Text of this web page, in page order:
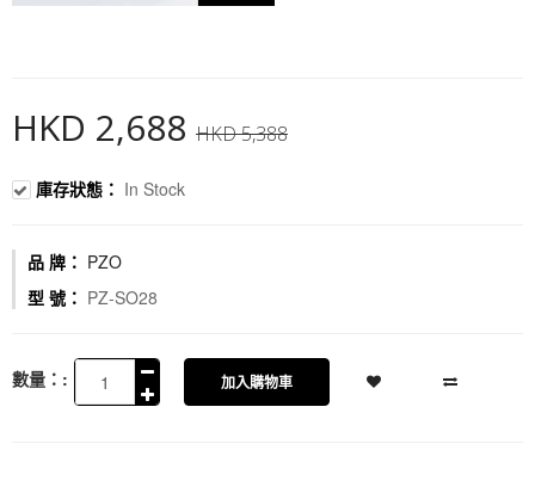
HKD 2,688 HKD 5,388
庫存狀態： In Stock
品 牌： PZO
型 號： PZ-SO28
數量：: 加入購物車